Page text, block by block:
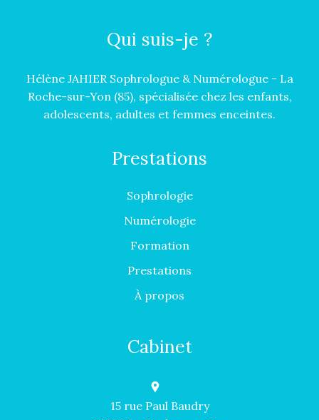
Qui suis-je ?
Hélène JAHIER Sophrologue & Numérologue - La
Roche-sur-Yon (85), spécialisée chez les enfants,
adolescents, adultes et femmes enceintes.
Prestations
Sophrologie
Numérologie
Formation
Prestations
À propos
Cabinet
15 rue Paul Baudry